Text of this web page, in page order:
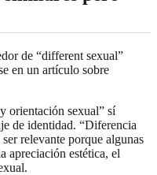
de “different sexual”
en un artículo sobre
orientación sexual” sí
de identidad. “Diferencia
relevante porque algunas
apreciación estética, el